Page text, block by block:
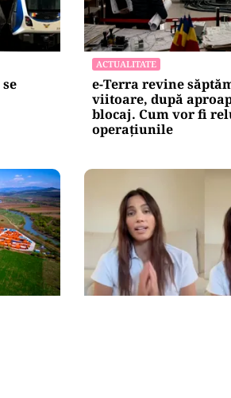
ACTUALITATE
e-Terra revine
viitoare, după
blocaj. Cum vor fi
operațiunile